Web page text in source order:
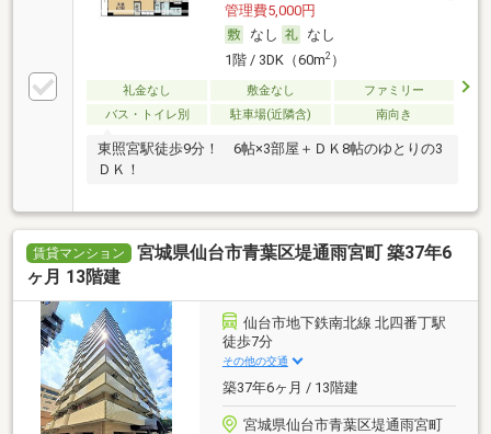
管理費5,000円
なし
なし
1階 / 3DK（60m2）
礼金なし 敷金なし
ファミリー
バス・トイレ別
駐車場(近隣含) 南向き
東照宮駅徒歩9分！ 6帖×3部屋＋ＤＫ8帖のゆとりの3
ＤＫ！
賃貸マンション
宮城県仙台市青葉区堤通雨宮町 築37年6
ヶ月 13階建
仙台市地下鉄南北線 北四番丁駅
徒歩7分
その他の交通
築37年6ヶ月 / 13階建
宮城県仙台市青葉区堤通雨宮町